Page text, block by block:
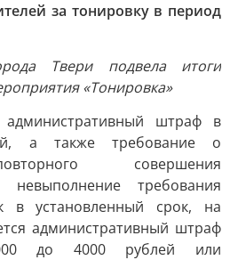
за тонировку в период
Твери подвела итоги
«Тонировка»
административный штраф в
а также требование о
совершения
невыполнение требования
в установленный срок, на
административный штраф
до 4000 рублей или